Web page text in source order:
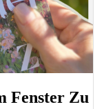
Fenster Zu